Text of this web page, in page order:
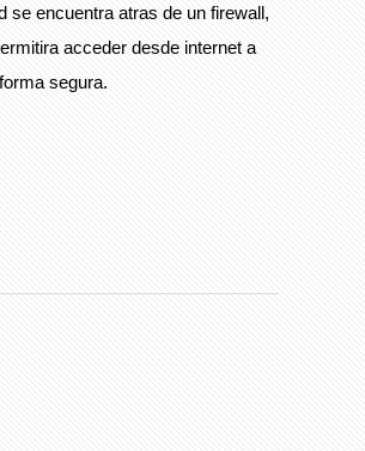
se encuentra atras de un firewall,
acceder desde internet a
segura.